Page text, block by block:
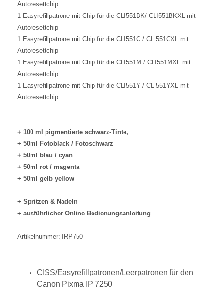
Autoresettchip
1 Easyrefillpatrone mit Chip für die CLI551BK/ CLI551BKXL mit
Autoresettchip
1 Easyrefillpatrone mit Chip für die CLI551C / CLI551CXL mit
Autoresettchip
1 Easyrefillpatrone mit Chip für die CLI551M / CLI551MXL mit
Autoresettchip
1 Easyrefillpatrone mit Chip für die CLI551Y / CLI551YXL mit
Autoresettchip
+ 100 ml pigmentierte schwarz-Tinte,
+ 50ml Fotoblack / Fotoschwarz
+ 50ml blau / cyan
+ 50ml rot / magenta
+ 50ml gelb yellow
+ Spritzen & Nadeln
+ ausführlicher Online Bedienungsanleitung
Artikelnummer: IRP750
CISS/Easyrefillpatronen/Leerpatronen für den
Canon Pixma IP 7250